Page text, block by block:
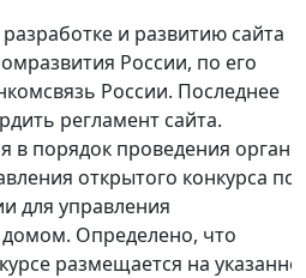
и развитию сайта
России, по его
России. Последнее
регламент сайта.
в порядок проведения
открытого конкурса по
для управления
Определено, что
размещается на